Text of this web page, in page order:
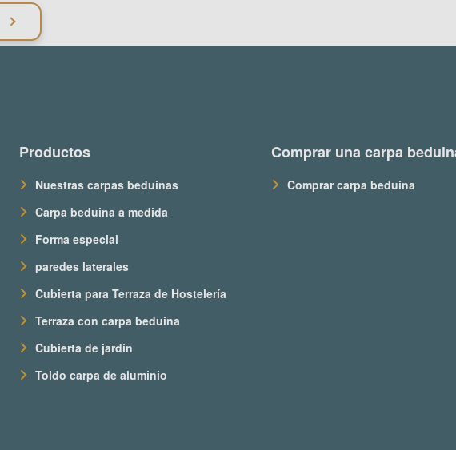
Productos
Nuestras carpas beduinas
Carpa beduina a medida
Forma especial
paredes laterales
Cubierta para Terraza de Hostelería
Terraza con carpa beduina
Cubierta de jardín
Toldo carpa de aluminio
Comprar una carpa
Comprar carpa beduina